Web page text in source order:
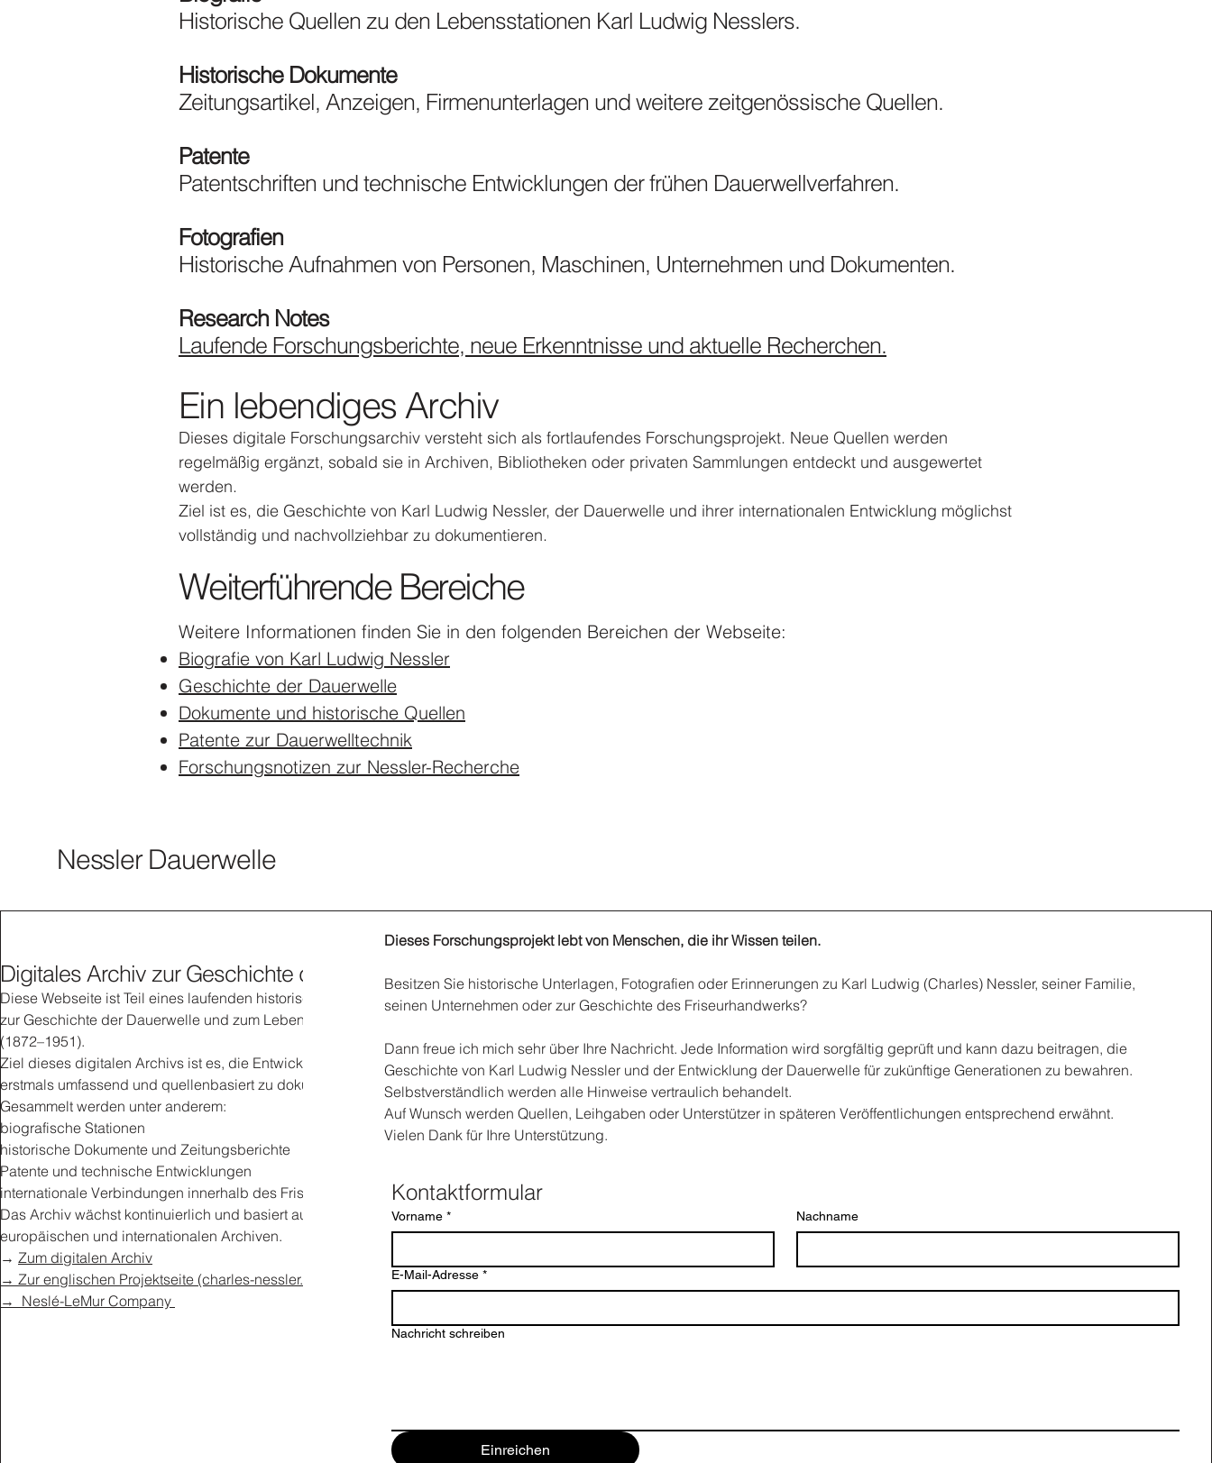
Historische Quellen zu den Lebensstationen Karl Ludwig Nesslers.
Historische Dokumente
Zeitungsartikel, Anzeigen, Firmenunterlagen und weitere zeitgenössische Quellen.
Patente
Patentschriften und technische Entwicklungen der frühen Dauerwellverfahren.
Fotografien
Historische Aufnahmen von Personen, Maschinen, Unternehmen und Dokumenten.
Research Notes
Laufende Forschungsberichte, neue Erkenntnisse und aktuelle Recherchen.
Ein lebendiges Archiv
Dieses digitale Forschungsarchiv versteht sich als fortlaufendes Forschungsprojekt. Neue Quellen werden
regelmäßig ergänzt, sobald sie in Archiven, Bibliotheken oder privaten Sammlungen entdeckt und ausgewertet
werden.
Ziel ist es, die Geschichte von Karl Ludwig Nessler, der Dauerwelle und ihrer internationalen Entwicklung möglichst
vollständig und nachvollziehbar zu dokumentieren.
Weiterführende Bereiche
Weitere Informationen finden Sie in den folgenden Bereichen der Webseite:
Biografie von Karl Ludwig Nessler
Geschichte der Dauerwelle
Dokumente und historische Quellen
Patente zur Dauerwelltechnik
Forschungsnotizen zur Nessler-Recherche
Nessler Dauerwelle
Digitales Archiv zur Geschichte der Dauerwelle
Diese Webseite ist Teil eines laufenden historischen Forschungsprojekts
zur Geschichte der Dauerwelle und zum Leben von Karl Ludwig Nessler
(1872–1951).
Ziel dieses digitalen Archivs ist es, die Entwicklung der Dauerwelle
erstmals umfassend und quellenbasiert zu dokumentieren.
Gesammelt werden unter anderem:
biografische Stationen
historische Dokumente und Zeitungsberichte
Patente und technische Entwicklungen
internationale Verbindungen innerhalb des Friseurhandwerks
Das Archiv wächst kontinuierlich und basiert auf laufender Recherche in
europäischen und internationalen Archiven.
→ Zum digitalen Archiv
→ Zur englischen Projektseite (charles-nessler.com)
→ _Neslé-LeMur Company
Dieses Forschungsprojekt lebt von Menschen, die ihr Wissen teilen.
Besitzen Sie historische Unterlagen, Fotografien oder Erinnerungen zu Karl Ludwig (Charles) Nessler, seiner Familie,
seinen Unternehmen oder zur Geschichte des Friseurhandwerks?
Dann freue ich mich sehr über Ihre Nachricht. Jede Information wird sorgfältig geprüft und kann dazu beitragen, die
Geschichte von Karl Ludwig Nessler und der Entwicklung der Dauerwelle für zukünftige Generationen zu bewahren.
Selbstverständlich werden alle Hinweise vertraulich behandelt.
Auf Wunsch werden Quellen, Leihgaben oder Unterstützer in späteren Veröffentlichungen entsprechend erwähnt.
Vielen Dank für Ihre Unterstützung.
Vorname * Nachname
E-Mail-Adresse *
Nachricht schreiben
Einreichen